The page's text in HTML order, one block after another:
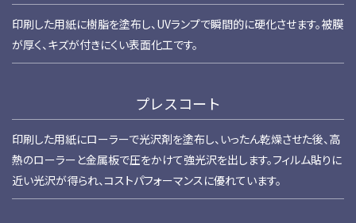
印刷した用紙に樹脂を塗布し、UVランプで瞬間的に硬化させます。被膜
が厚く、キズが付きにくい表面化工です。
プレスコート
印刷した用紙にローラーで光沢剤を塗布し、いったん乾燥させた後、高
熱のローラーと金属板で圧をかけて強光沢を出します。フィルム貼りに
近い光沢が得られ、コストパフォーマンスに優れています。